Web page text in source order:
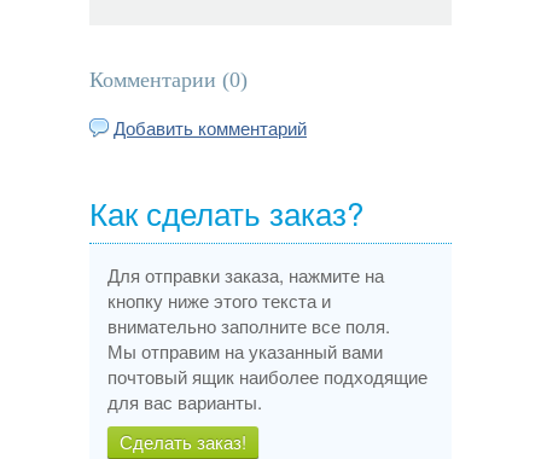
Комментарии (0)
Добавить комментарий
Как сделать заказ?
Для отправки заказа, нажмите на
кнопку ниже этого текста и
внимательно заполните все поля.
Мы отправим на указанный вами
почтовый ящик наиболее подходящие
для вас варианты.
Сделать заказ!